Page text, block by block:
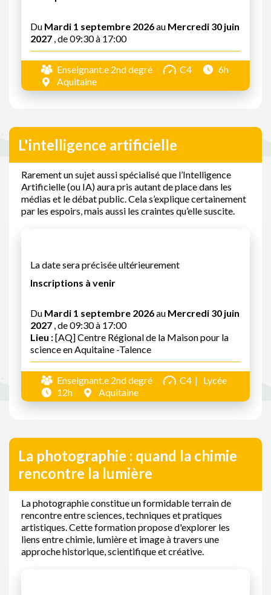
Du Mardi 1 septembre 2026au Mercredi 30 juin
2027 , de 09:30 à 17:00
Enseignant.e 2nd degré C4
6h
Aquitaine
L'intelligence artificielle
Rarement un sujet aussi spécialisé que l’Intelligence
Artificielle (ou IA) aura pris autant de place dans les
médias et le débat public. Cela s’explique certainement
par les espoirs, mais aussi les craintes qu’elle suscite.
La date sera précisée ultérieurement
Inscriptions à venir
Du Mardi 1 septembre 2026au Mercredi 30 juin
2027 , de 09:30 à 17:00
Lieu :[AQ] Centre Régional de la Maison pour la
science en Aquitaine -Talence
Enseignant.e 2nd degré C4
Lycée
12h
Aquitaine
La photographie : quand la chimie
rencontre la lumière
La photographie constitue un formidable terrain de
rencontre entre sciences, techniques et pratiques
artistiques. Cette formation propose d'explorer les
liens entre chimie, lumière et image à travers une
approche historique, scientifique et créative.